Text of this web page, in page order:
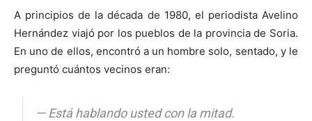
A principios de la década de 1980, el periodista Avelino
Hernández viajó por los pueblos de la provincia de Soria.
En uno de ellos, encontró a un hombre solo, sentado, y le
preguntó cuántos vecinos eran:
— Está hablando usted con la mitad.